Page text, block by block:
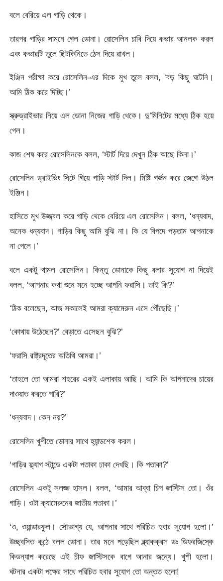
বলে বেরিয়ে এল গাড়ি থেকে।
তারপর গাড়ির সামনে গেল ডোনা। রোসেলিন চাবি দিয়ে কভার আনলক করল
এবং কভারটি তুলে ছিটকিনিতে ঠেস দিয়ে রাখল।
ইঞ্জিন পরীক্ষা করে রোসেলিন-এর দিকে মুখ তুলে বলল, ‘বড় কিছু ঘটেনি।
আমি ঠিক করে দিচ্ছি।’
স্ক্রুড্রাইভার নিয়ে এল ডোনা নিজের গাড়ি থেকে। দু’মিনিটের মধ্যে ঠিক হয়ে
গেল।
কাজ শেষ করে রোসেলিনকে বলল, ‘স্টার্ট দিয়ে দেখুন ঠিক আছে কিনা।’
রোসেলিন ড্রাইভিং সিটে গিয়ে গাড়ি স্টার্ট দিল। মিষ্টি গর্জন করে জেগে উঠল
ইঞ্জিন।
হাসিতে মুখ উজ্জ্বল করে গাড়ি থেকে বেরিয়ে এল রোসেলিন। বলল, ‘ধন্যবাদ,
অনেক ধন্যবাদ। গাড়ির কিছু আমি বুঝি না। কি যে বিপদে পড়তাম আপনাকে
না পেলে।’
বলে একটু থামল রোসেলিন। কিন্তু ডোনাকে কিছু বলার সুযোগ না দিয়েই
বলল, ‘আপনার কথা শুনে মনে হচ্ছে আপনি ফরাসি। তাই কি?’
‘ঠিক বলেছেন, আজ সকালেই আমরা ক্যামেরুন এসে পৌঁছেছি।’
‘কোথায় উঠেছেন?’ বেড়াতে এসেছন বুঝি?’
‘ফরাসি রাষ্ট্রদূতের অতিথি আমরা।’
‘তাহলে তো আমরা শহরের একই এলাকায় আছি। আমি কি আপনাদের চায়ের
দাওয়াত করতে পারি?’
‘ধন্যবাদ। কেন নয়?’
রোসেলিন খুশীতে ডোনার সাথে হ্যান্ডশেক করল।
‘গাড়ির ফ্ল্যাগ স্টান্ডে একটা পতাকা ঢাকা দেখছি। কি পতাকা?’
রোসেলিন একটু সলজ্জ হাসল। বলল, ‘আমার আব্বা চিপ জাস্টিস তো। ওঁর
গাড়ি। ওটা ক্যামেরুনের জাতীয় পতাকা।’
‘ও, ওয়ান্ডারফুল। সৌভাগ্য যে, আপনার সাথে পরিচিত হবার সুযোগ হলো।’
উচ্ছ্বসিত কন্ঠে বলল ডোনা। তার মনে পড়েছিল ব্ল্যাকক্রস ডঃ ডিফরজিস্কে
কিডন্যাপ করেছে এই চীফ জাস্টিসকে বাগে আনার জন্যে। খুশী হলো।
ঘটনার একটা পক্ষের সাথে পরিচিত হবার সুযোগ তো অন্তত হলো!